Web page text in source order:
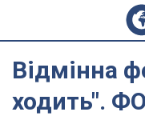
Відмінна
ходить".